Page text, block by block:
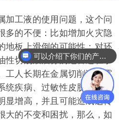
加工液的使用问题，这个问
多的不便：比如增加火灾隐
地板上滑倒的可能性；对环
切削液油雾的危害还在于
工人长期在金属切削液油雾
统疾病、过敏性皮肤病和恶
显增高，并且可能造成遗传
大的不变和困扰，那么，如
可以介绍下你们的产品么